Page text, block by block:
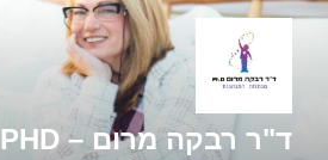
דילוג
ד"ר רבקה מרום – PHD